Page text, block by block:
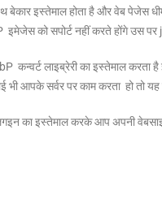
बेकार इस्तेमाल होता है और वेब
इमेजेस को सपोर्ट नहीं करते होंगे उस पर
कन्वर्ट लाइब्रेरी का इस्तेमाल
भी आपके सर्वर पर काम करता हो तो
का इस्तेमाल करके आप अपनी